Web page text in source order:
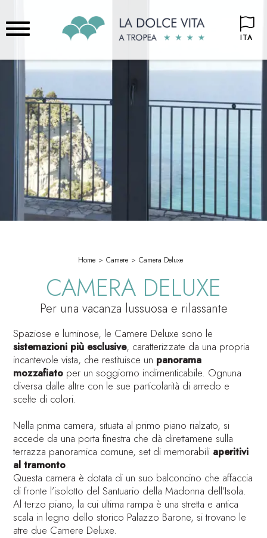
ITA
Home Camere Camera Deluxe
CAMERA DELUXE
Per una vacanza lussuosa e rilassante
Spaziose e luminose, le Camere Deluxe sono le
sistemazioni più esclusive, caratterizzate da una propria
incantevole vista, che restituisce un panorama
mozzafiatoper un soggiorno indimenticabile. Ognuna
diversa dalle altre con le sue particolarità di arredo e
scelte di colori.
Nella prima camera, situata al primo piano rialzato, si
accede da una porta finestra che dà direttamene sulla
terrazza panoramica comune, set di memorabili aperitivi
al tramonto.
Questa camera è dotata di un suo balconcino che affaccia
di fronte l’isolotto del Santuario della Madonna dell’Isola.
Al terzo piano, la cui ultima rampa è una stretta e antica
scala in legno dello storico Palazzo Barone, si trovano le
atre due Camere Deluxe.